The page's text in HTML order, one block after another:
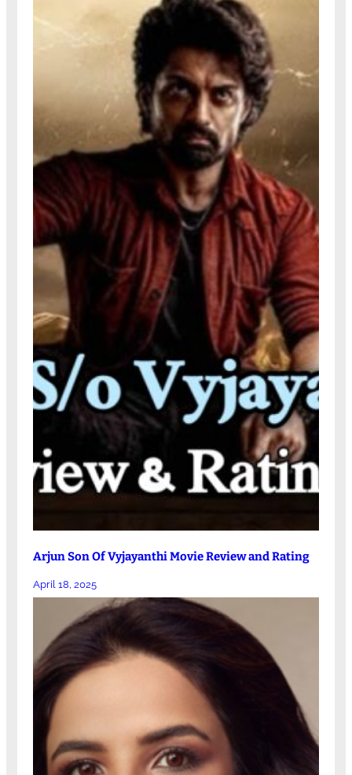
Arjun Son Of Vyjayanthi Movie Review and Rating
April 18, 2025